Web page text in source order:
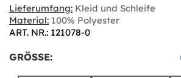
Lieferumfang: Kleid und Schleife
Material: 100% Polyester
ART. NR.: 121078-0
GRÖSSE: